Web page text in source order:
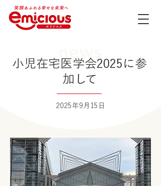
news
小児在宅医学会2025に参
加して
2025年9月15日